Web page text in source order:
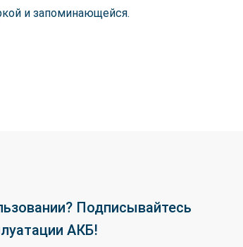
и запоминающейся.
Подписывайтесь
АКБ!